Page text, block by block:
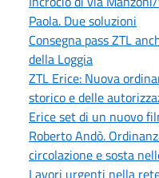
Paola. Due soluzioni
Consegna pass ZTL
della Loggia
ZTL Erice: Nuova
storico e delle
Erice set di un nuovo
Roberto Andò.
circolazione e sosta
Lavori urgenti nella